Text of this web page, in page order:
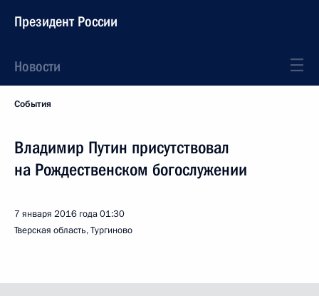
Президент России
Новости
События
Владимир Путин присутствовал
на Рождественском богослужении
7 января 2016 года01:30
Тверская область, Тургиново